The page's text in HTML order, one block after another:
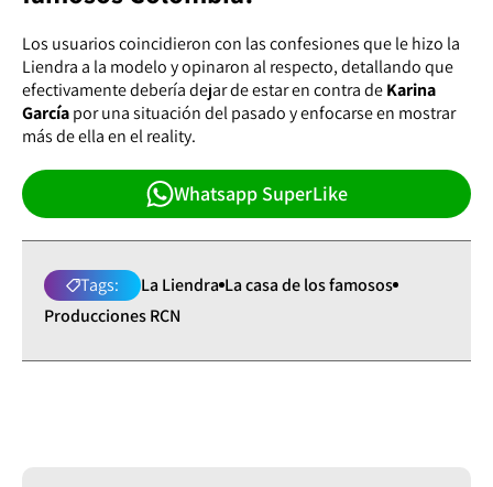
Los usuarios coincidieron con las confesiones que le hizo la
Liendra a la modelo y opinaron al respecto, detallando que
efectivamente debería dejar de estar en contra deKarina
Garcíapor una situación del pasado y enfocarse en mostrar
más de ella en el reality.
Whatsapp SuperLike
Tags: La Liendra La casa de los famosos
Producciones RCN